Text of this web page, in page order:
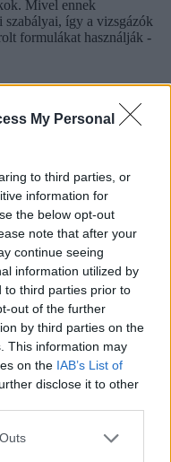
My Personal
to third parties, or
information for
the below opt-out
note that after your
continue seeing
information utilized by
to third parties prior to
out of the further
by third parties on the
This information may
on the IAB’s List of
disclose it to other
Mivel ennek
szabályai, így a vizsgázók
formulákat használják -